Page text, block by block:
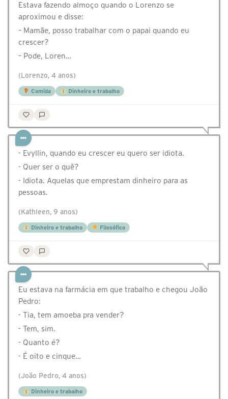
Estava fazendo almoço quando o Lorenzo se
aproximou e disse:
– Mamãe, posso trabalhar com o papai quando eu
crescer?
– Pode, Loren…
(Lorenzo, 4 anos)
Comida Dinheiro e trabalho
- Evyllin, quando eu crescer eu quero ser idiota.
- Quer ser o quê?
- Idiota. Aquelas que emprestam dinheiro para as
pessoas.
(Kathleen, 9 anos)
Dinheiro e trabalho Filosófico
Eu estava na farmácia em que trabalho e chegou João
Pedro:
- Tia, tem amoeba pra vender?
- Tem, sim.
- Quanto é?
- É oito e cinque…
(João Pedro, 4 anos)
Dinheiro e trabalho